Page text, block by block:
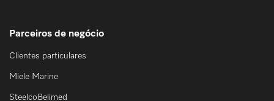
Parceiros de negócio
Clientes particulares
Miele Marine
SteelcoBelimed